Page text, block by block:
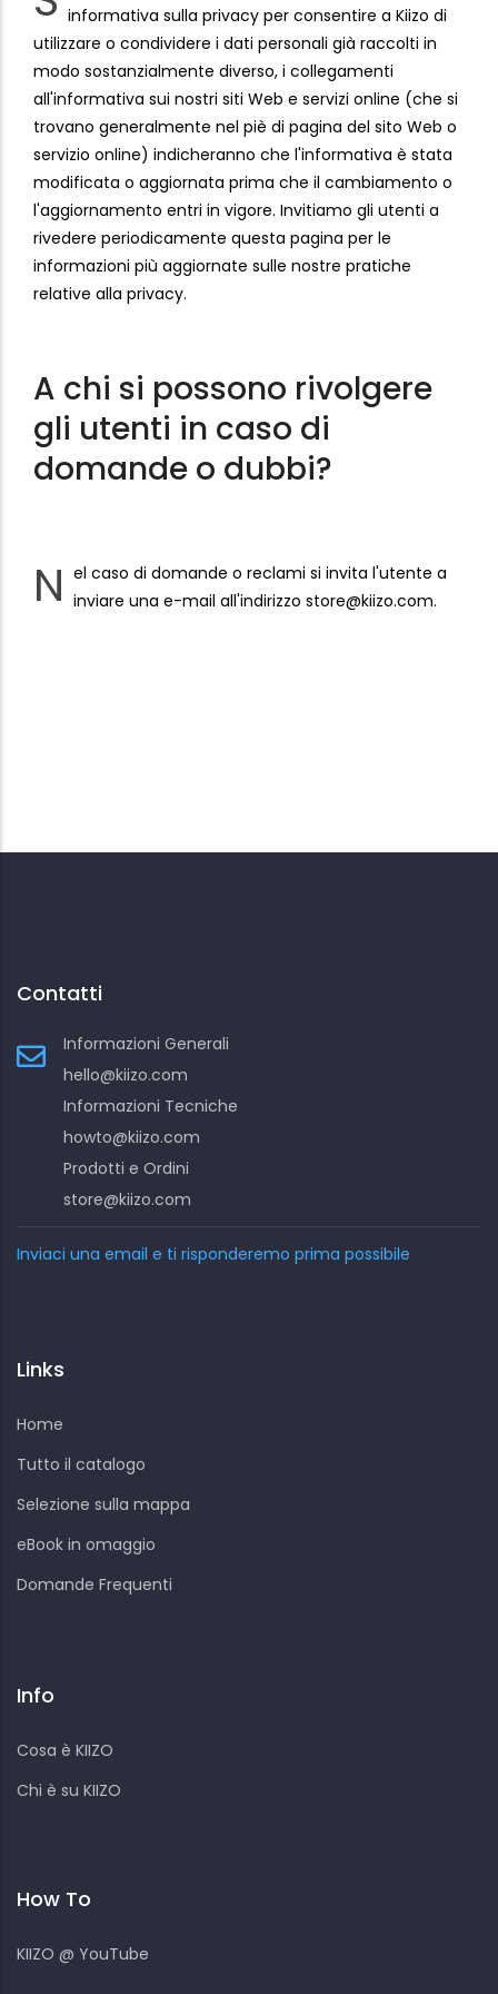
informativa sulla privacy per consentire a Kiizo di
utilizzare o condividere i dati personali già raccolti in
modo sostanzialmente diverso, i collegamenti
all'informativa sui nostri siti Web e servizi online (che si
trovano generalmente nel piè di pagina del sito Web o
servizio online) indicheranno che l'informativa è stata
modificata o aggiornata prima che il cambiamento o
l'aggiornamento entri in vigore. Invitiamo gli utenti a
rivedere periodicamente questa pagina per le
informazioni più aggiornate sulle nostre pratiche
relative alla privacy.
A chi si possono rivolgere
gli utenti in caso di
domande o dubbi?
N el caso di domande o reclami si invita l'utente a
inviare una e-mail all'indirizzo store@kiizo.com.
Contatti
Informazioni Generali
hello@kiizo.com
Informazioni Tecniche
howto@kiizo.com
Prodotti e Ordini
store@kiizo.com
Inviaci una email e ti risponderemo prima possibile
Links
Home
Tutto il catalogo
Selezione sulla mappa
eBook in omaggio
Domande Frequenti
Info
Cosa è KIIZO
Chi è su KIIZO
How To
KIIZO @ YouTube